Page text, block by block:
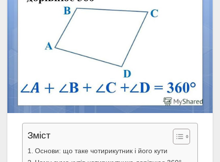
Зміст
Основи: що таке чотирикутник і його кути